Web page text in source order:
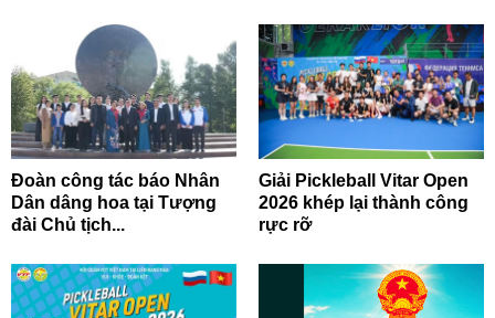
Đoàn công tác báo Nhân
Dân dâng hoa tại Tượng
đài Chủ tịch...
Giải Pickleball Vitar Open
2026 khép lại thành công
rực rỡ